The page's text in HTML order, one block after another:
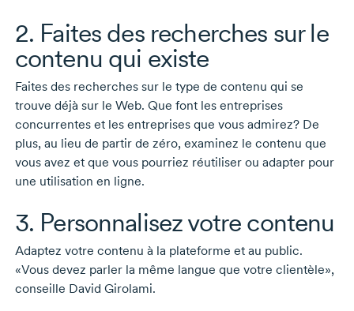
2. Faites des recherches sur le
contenu qui existe
Faites des recherches sur le type de contenu qui se
trouve déjà sur le Web. Que font les entreprises
concurrentes et les entreprises que vous admirez? De
plus, au lieu de partir de zéro, examinez le contenu que
vous avez et que vous pourriez réutiliser ou adapter pour
une utilisation en ligne.
3. Personnalisez votre contenu
Adaptez votre contenu à la plateforme et au public.
«Vous devez parler la même langue que votre clientèle»,
conseille David Girolami.